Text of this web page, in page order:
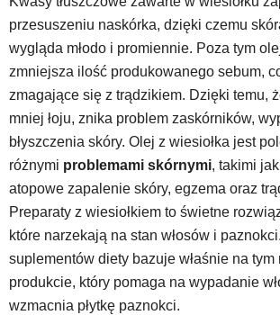
przesuszeniu naskórka, dzięki czemu
wygląda młodo i promiennie. Poza tym
zmniejsza ilość produkowanego sebum,
zmagające się z trądzikiem. Dzięki temu,
mniej łoju, znika problem zaskórników,
błyszczenia skóry. Olej z wiesiołka jest
różnymi problemami skórnymi, takimi
atopowe zapalenie skóry, egzema oraz
Preparaty z wiesiołkiem to świetne
które narzekają na stan włosów i
suplementów diety bazuje właśnie na tym
produkcie, który pomaga na wypadanie
wzmacnia płytkę paznokci.